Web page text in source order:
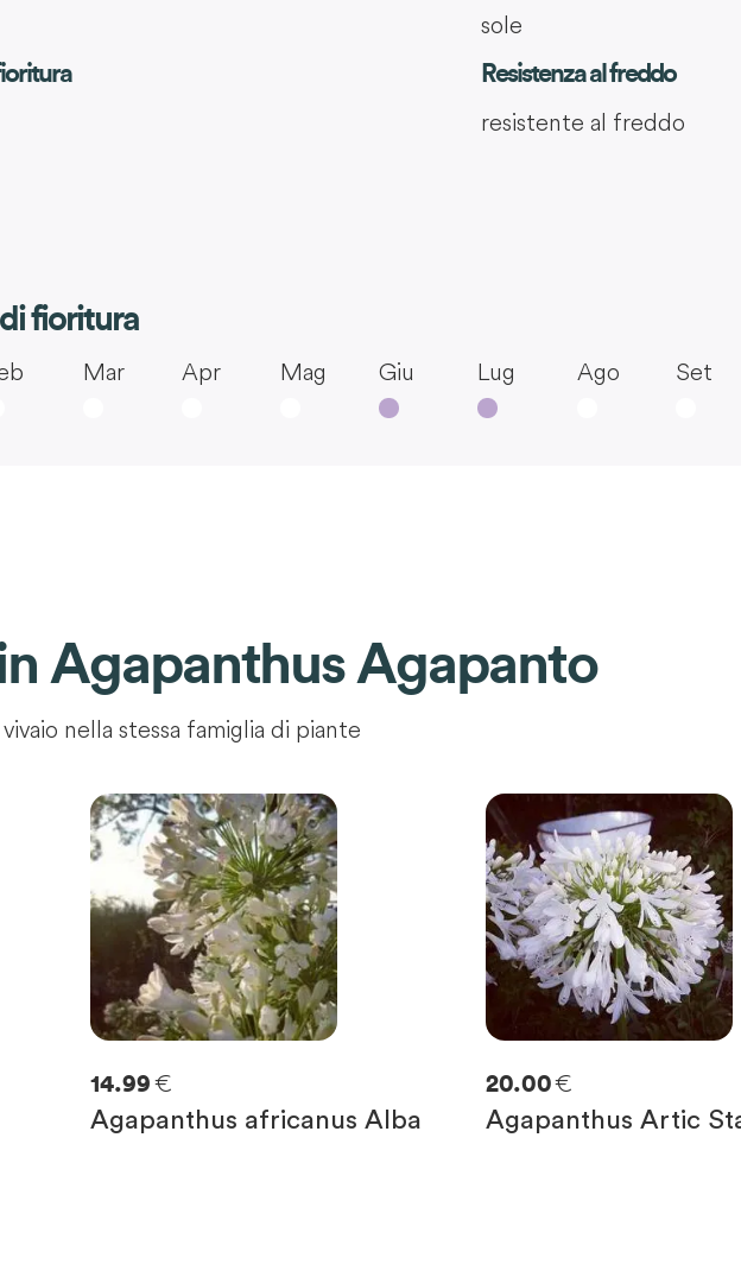
sole
Resistenza al freddo
resistente al freddo
fioritura
Mar Apr Mag Giu Lug Ago Set
Agapanthus Agapanto
nella stessa famiglia di piante
14.99 €
Agapanthus africanus Alba
20.00€
Agapanthus Artic